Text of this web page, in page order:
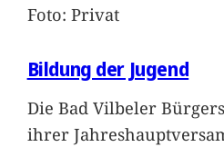
Foto: Privat
Bildung der Jugend
Die Bad Vilbeler
ihrer